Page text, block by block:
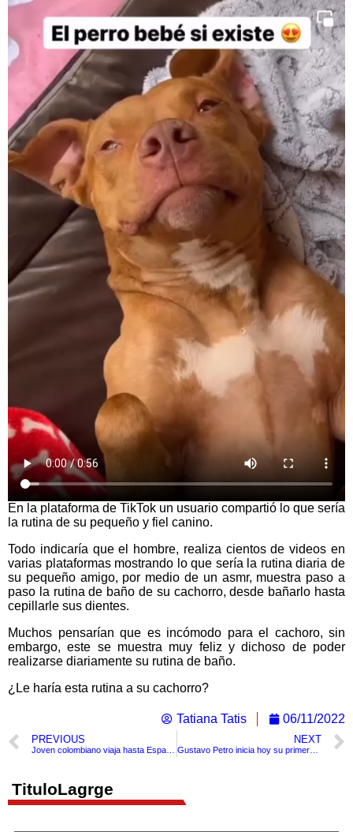
En la plataforma de TikTok un usuario compartió lo que sería
la rutina de su pequeño y fiel canino.
Todo indicaría que el hombre, realiza cientos de videos en
varias plataformas mostrando lo que sería la rutina diaria de
su pequeño amigo, por medio de un asmr, muestra paso a
paso la rutina de baño de su cachorro, desde bañarlo hasta
cepillarle sus dientes.
Muchos pensarían que es incómodo para el cachoro, sin
embargo, este se muestra muy feliz y dichoso de poder
realizarse diariamente su rutina de baño.
¿Le haría esta rutina a su cachorro?
Tatiana Tatis 06/11/2022
PREVIOUS NEXT
Gustavo Petro inicia hoy su primera gira internacional
TituloLagrge